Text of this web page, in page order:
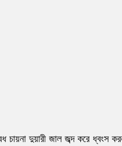
চায়না দুয়ারী জাল জব্দ করে ধ্বংস